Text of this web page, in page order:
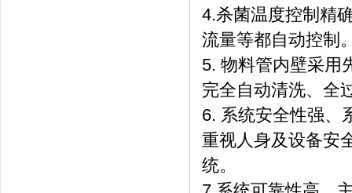
4.杀菌温度控制精
流量等都自动控制
5. 物料管内壁采用
完全自动清洗、全
6. 系统安全性强、
重视人身及设备安
统。